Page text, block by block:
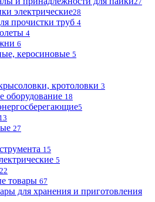
электрические28
прочистки труб 4
4
6
керосиновые 5
кротоловки 3
оборудование 18
5
13
27
15
5
22
товары 67
для хранения и приготовления